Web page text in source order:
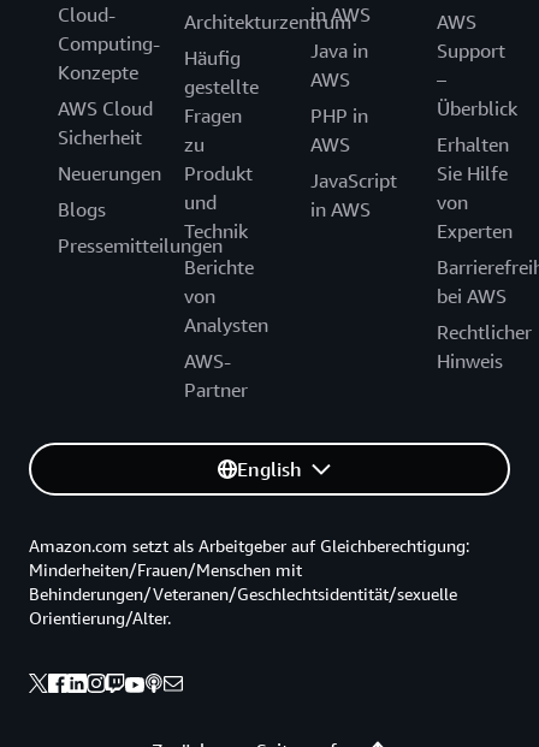
Cloud-
Computing-
Konzepte
AWS Cloud
Sicherheit
Neuerungen
Blogs
Pressemitteilungen
Architekturzentrum
Häufig
gestellte
Fragen
zu
Produkt
und
Technik
Berichte
von
Analysten
AWS-
Partner
in AWS
Java in
AWS
PHP in
AWS
JavaScript
in AWS
AWS
Support
–
Überblick
Erhalten
Sie Hilfe
von
Experten
bei AWS
Rechtlicher
Hinweis
English
Amazon.com setzt als Arbeitgeber auf Gleichberechtigung:
Minderheiten/Frauen/Menschen mit
Behinderungen/Veteranen/Geschlechtsidentität/sexuelle
Orientierung/Alter.